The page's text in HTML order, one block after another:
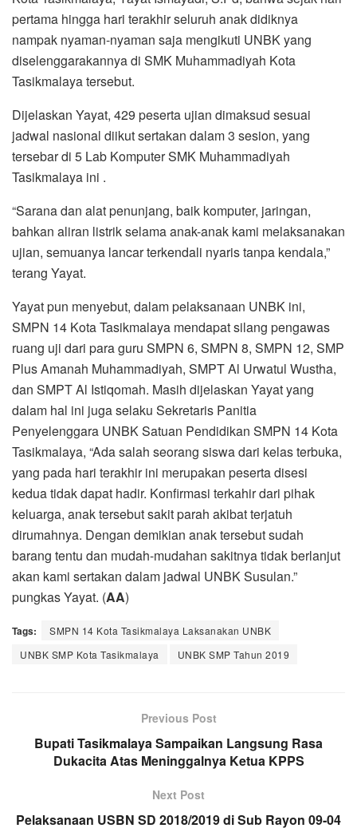
pertama hingga hari terakhir seluruh anak didiknya
nampak nyaman-nyaman saja mengikuti UNBK yang
diselenggarakannya di SMK Muhammadiyah Kota
Tasikmalaya tersebut.
Dijelaskan Yayat, 429 peserta ujian dimaksud sesuai
jadwal nasional diikut sertakan dalam 3 sesion, yang
tersebar di 5 Lab Komputer SMK Muhammadiyah
Tasikmalaya ini .
“Sarana dan alat penunjang, baik komputer, jaringan,
bahkan aliran listrik selama anak-anak kami melaksanakan
ujian, semuanya lancar terkendali nyaris tanpa kendala,”
terang Yayat.
Yayat pun menyebut, dalam pelaksanaan UNBK ini,
SMPN 14 Kota Tasikmalaya mendapat silang pengawas
ruang uji dari para guru SMPN 6, SMPN 8, SMPN 12, SMP
Plus Amanah Muhammadiyah, SMPT Al Urwatul Wustha,
dan SMPT Al Istiqomah. Masih dijelaskan Yayat yang
dalam hal ini juga selaku Sekretaris Panitia
Penyelenggara UNBK Satuan Pendidikan SMPN 14 Kota
Tasikmalaya, “Ada salah seorang siswa dari kelas terbuka,
yang pada hari terakhir ini merupakan peserta disesi
kedua tidak dapat hadir. Konfirmasi terkahir dari pihak
keluarga, anak tersebut sakit parah akibat terjatuh
dirumahnya. Dengan demikian anak tersebut sudah
barang tentu dan mudah-mudahan sakitnya tidak berlanjut
akan kami sertakan dalam jadwal UNBK Susulan.”
pungkas Yayat. (AA)
Tags:
SMPN 14 Kota Tasikmalaya Laksanakan UNBK
UNBK SMP Kota Tasikmalaya
UNBK SMP Tahun 2019
Previous Post
Bupati Tasikmalaya Sampaikan Langsung Rasa
Dukacita Atas Meninggalnya Ketua KPPS
Next Post
Pelaksanaan USBN SD 2018/2019 di Sub Rayon 09-04